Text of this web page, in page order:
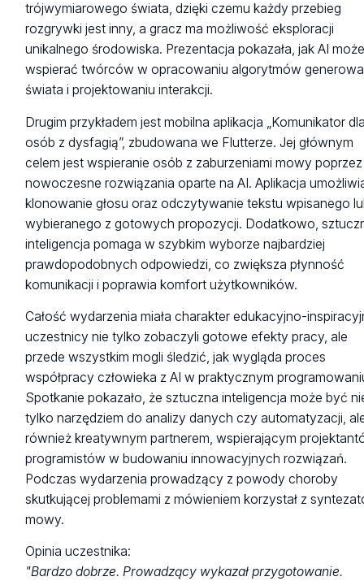
trójwymiarowego świata, dzięki czemu każdy przebieg
rozgrywki jest inny, a gracz ma możliwość eksploracji
unikalnego środowiska. Prezentacja pokazała, jak AI
wspierać twórców w opracowaniu algorytmów
świata i projektowaniu interakcji.
Drugim przykładem jest mobilna aplikacja „Komunikator
osób z dysfagią”, zbudowana we Flutterze. Jej głównym
celem jest wspieranie osób z zaburzeniami mowy poprzez
nowoczesne rozwiązania oparte na AI. Aplikacja
klonowanie głosu oraz odczytywanie tekstu wpisanego
wybieranego z gotowych propozycji. Dodatkowo,
inteligencja pomaga w szybkim wyborze najbardziej
prawdopodobnych odpowiedzi, co zwiększa płynność
komunikacji i poprawia komfort użytkowników.
Całość wydarzenia miała charakter edukacyjno-
uczestnicy nie tylko zobaczyli gotowe efekty pracy, ale
przede wszystkim mogli śledzić, jak wygląda proces
współpracy człowieka z AI w praktycznym
Spotkanie pokazało, że sztuczna inteligencja może być
tylko narzędziem do analizy danych czy automatyzacji,
również kreatywnym partnerem, wspierającym
programistów w budowaniu innowacyjnych rozwiązań.
Podczas wydarzenia prowadzący z powody choroby
skutkującej problemami z mówieniem korzystał z
mowy.
Opinia uczestnika:
"Bardzo dobrze. Prowadzący wykazał przygotowanie.